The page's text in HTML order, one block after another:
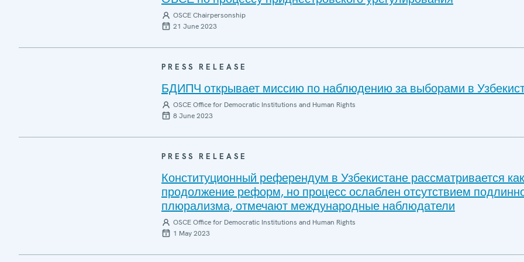
OSCE Chairpersonship
21 June 2023
PRESS RELEASE
БДИПЧ открывает миссию по наблюдению за выборами в
OSCE Office for Democratic Institutions and Human Rights
8 June 2023
PRESS RELEASE
Конституционный референдум в Узбекистане рассматривается как
продолжение реформ, но процесс ослаблен отсутствием
плюрализма, отмечают международные наблюдатели
OSCE Office for Democratic Institutions and Human Rights
1 May 2023